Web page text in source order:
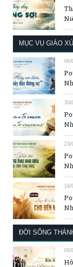
MỤC VỤ GIÁO
06/
30/
23/
16/
ĐỜI SỐNG
06/